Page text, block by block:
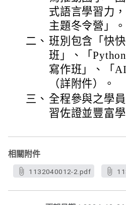
式語言學習力
主題冬令營」。
二、 班別包含「快
班」、「
寫作班」、「
（詳附件）。
三、 全程參與之學
習佐證並豐富
相關附件
1132040012-2.pdf